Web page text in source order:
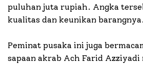
puluhan juta rupiah. Angka
kualitas dan keunikan barangnya.
Peminat pusaka ini juga
sapaan akrab Ach Farid